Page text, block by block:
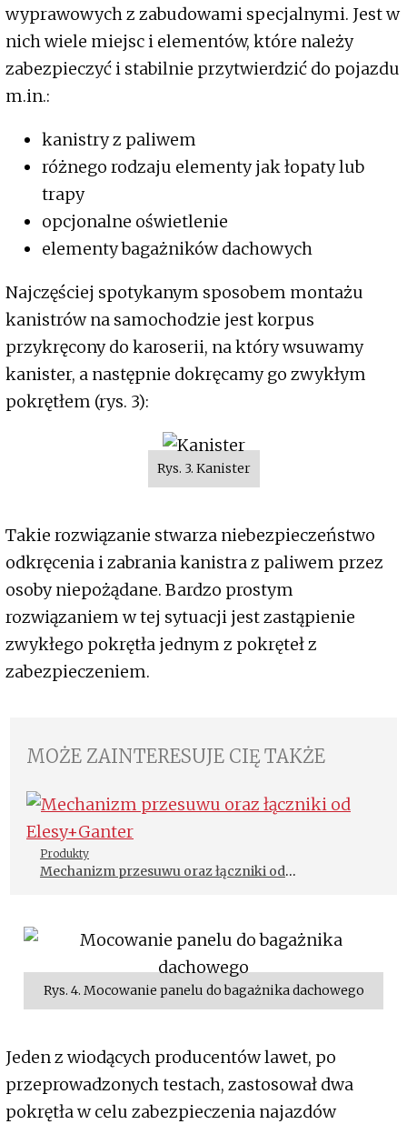
wyprawowych z zabudowami specjalnymi. Jest w
nich wiele miejsc i elementów, które należy
zabezpieczyć i stabilnie przytwierdzić do pojazdu
m.in.:
kanistry z paliwem
różnego rodzaju elementy jak łopaty lub
trapy
opcjonalne oświetlenie
elementy bagażników dachowych
Najczęściej spotykanym sposobem montażu
kanistrów na samochodzie jest korpus
przykręcony do karoserii, na który wsuwamy
kanister, a następnie dokręcamy go zwykłym
pokrętłem (rys. 3):
Rys. 3. Kanister
Takie rozwiązanie stwarza niebezpieczeństwo
odkręcenia i zabrania kanistra z paliwem przez
osoby niepożądane. Bardzo prostym
rozwiązaniem w tej sytuacji jest zastąpienie
zwykłego pokrętła jednym z pokręteł z
zabezpieczeniem.
MOŻE ZAINTERESUJE CIĘ TAKŻE
Produkty
Mechanizm przesuwu oraz łączniki od
Rys. 4. Mocowanie panelu do bagażnika dachowego
Jeden z wiodących producentów lawet, po
przeprowadzonych testach, zastosował dwa
pokrętła w celu zabezpieczenia najazdów